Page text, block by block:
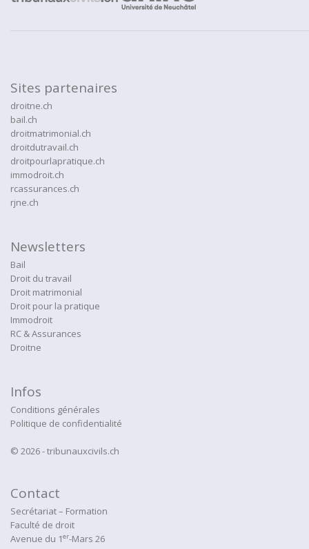
Sites partenaires
droitne.ch
bail.ch
droitmatrimonial.ch
droitdutravail.ch
droitpourlapratique.ch
immodroit.ch
rcassurances.ch
rjne.ch
Newsletters
Bail
Droit du travail
Droit matrimonial
Droit pour la pratique
Immodroit
RC & Assurances
Droitne
Infos
Conditions générales
Politique de confidentialité
© 2026 - tribunauxcivils.ch
Contact
Secrétariat – Formation
Faculté de droit
Avenue du 1er-Mars 26